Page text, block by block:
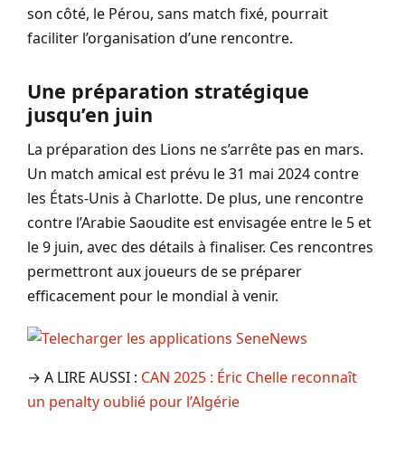
son côté, le Pérou, sans match fixé, pourrait
faciliter l’organisation d’une rencontre.
Une préparation stratégique
jusqu’en juin
La préparation des Lions ne s’arrête pas en mars.
Un match amical est prévu le 31 mai 2024 contre
les États-Unis à Charlotte. De plus, une rencontre
contre l’Arabie Saoudite est envisagée entre le 5 et
le 9 juin, avec des détails à finaliser. Ces rencontres
permettront aux joueurs de se préparer
efficacement pour le mondial à venir.
→ A LIRE AUSSI : CAN 2025 : Éric Chelle reconnaît
un penalty oublié pour l’Algérie